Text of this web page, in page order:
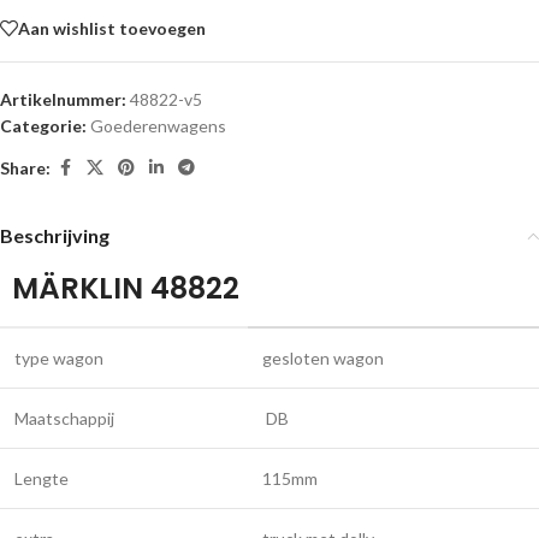
Aan wishlist toevoegen
Artikelnummer: 48822-v5
Categorie: Goederenwagens
Share:
Beschrijving
MÄRKLIN 48822
type wagon gesloten wagon
Maatschappij DB
Lengte 115mm